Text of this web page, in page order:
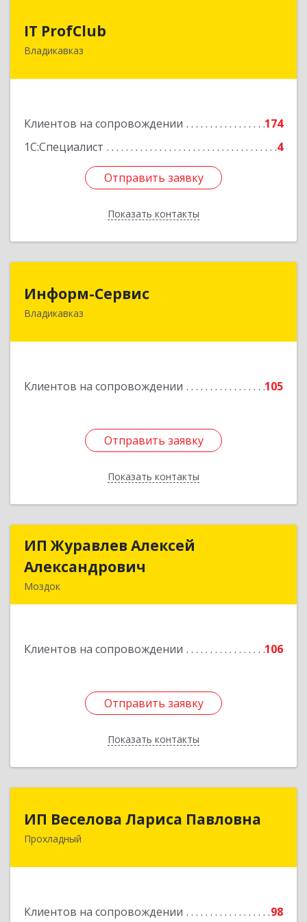
IT ProfClub
Владикавказ
Клиентов на сопровождении
174
1С:Специалист
4
Отправить заявку
Показать контакты
362045, Северная Осетия - Алания Респ,
Подробнее
Отправить заявку
Назад
Информ-Сервис
Владикавказ
Клиентов на сопровождении 105
Отправить заявку
Показать контакты
362020, Северная Осетия - Алания Респ,
Отправить заявку
Назад
ИП Журавлев Алексей
Александрович
Моздок
Клиентов на сопровождении 106
Отправить заявку
Показать контакты
ИП Журавлев Алексей
Подробнее
Отправить заявку
Назад
ИП Веселова Лариса Павловна
Прохладный
Клиентов на сопровождении 98